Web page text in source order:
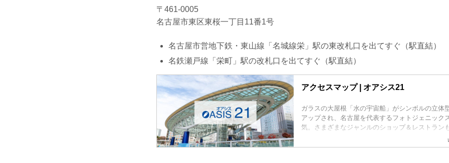
〒461-0005
名古屋市東区東桜一丁目11番1号
名古屋市営地下鉄・東山線「名城線栄」駅の東改札口を出てすぐ（駅直結）
名鉄瀬戸線「栄町」駅の改札口を出てすぐ（駅直結）
アクセスマップ | オアシス21
ガラスの大屋根「水の宇宙船」がシンボルの立体
アップされ、名古屋を代表するフォトジェニック
気。さまざまなジャンルのショップ＆レストラン